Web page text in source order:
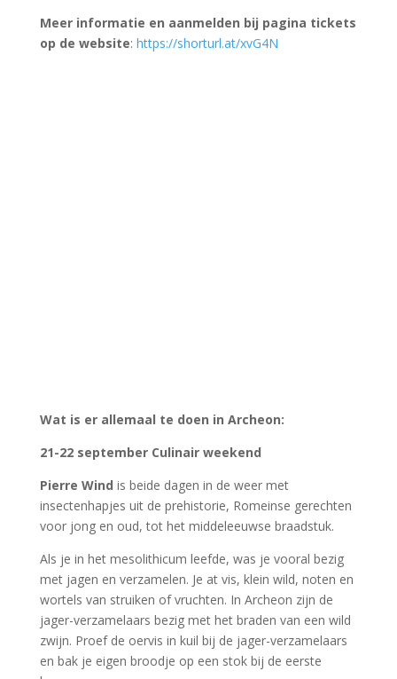
Meer informatie en aanmelden bij pagina tickets
op de website: https://shorturl.at/xvG4N
In de Romeinse tijd werden op straat hapjes bereid,
culinaire hoogstandjes die de Romeinen naar ons land
brachten, of maak een praatje met de wijnhandelaar
die zijn waar aanprijst. Proef hetzelfde eten en drinken
dat tweeduizend jaar geleden door senatoren werd
genuttigd. Heerlijk genieten van Libum (Romeins
brood) met moretum (Romeinse kruidenkaas).
In de middeleeuwen is de dagelijkse kost een
stoofpotje of pap, aangevuld met vers brood van de
bakker en natuurlijk bier uit het minderbroederklooster!
Maar de gegoede burgerij wil wat meer luxe, zij eten
het liefst een diner met meerdere gangen, waarbij het